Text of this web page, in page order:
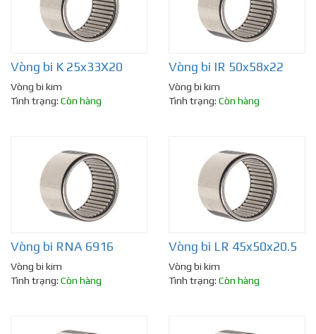
Vòng bi K 25x33X20
Vòng bi kim
Tình trạng: Còn hàng
Vòng bi IR 50x58x22
Vòng bi kim
Tình trạng: Còn hàng
Vòng bi RNA 6916
Vòng bi kim
Tình trạng: Còn hàng
Vòng bi LR 45x50x20.5
Vòng bi kim
Tình trạng: Còn hàng